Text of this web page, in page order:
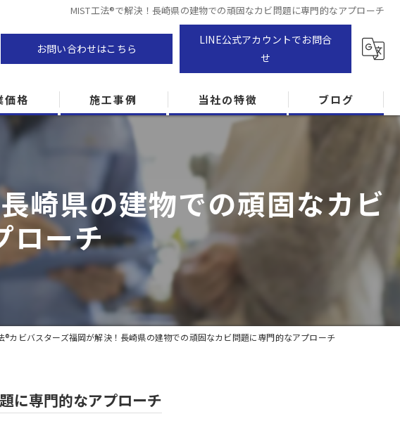
MIST工法®で解決！長崎県の建物での頑固なカビ問題に専門的なアプローチ
お問い合わせはこちら
LINE公式アカウントでお問合
せ
価格 施工事例 当社の特徴
防カビ
カビ専門
ZEH住宅
カビ検査
ブログ
崎県の建物での頑固なカビ
ローチ
®カビバスターズ福岡が解決！長崎県の建物での頑固なカビ問題に専門的なアプローチ
に専門的なアプローチ